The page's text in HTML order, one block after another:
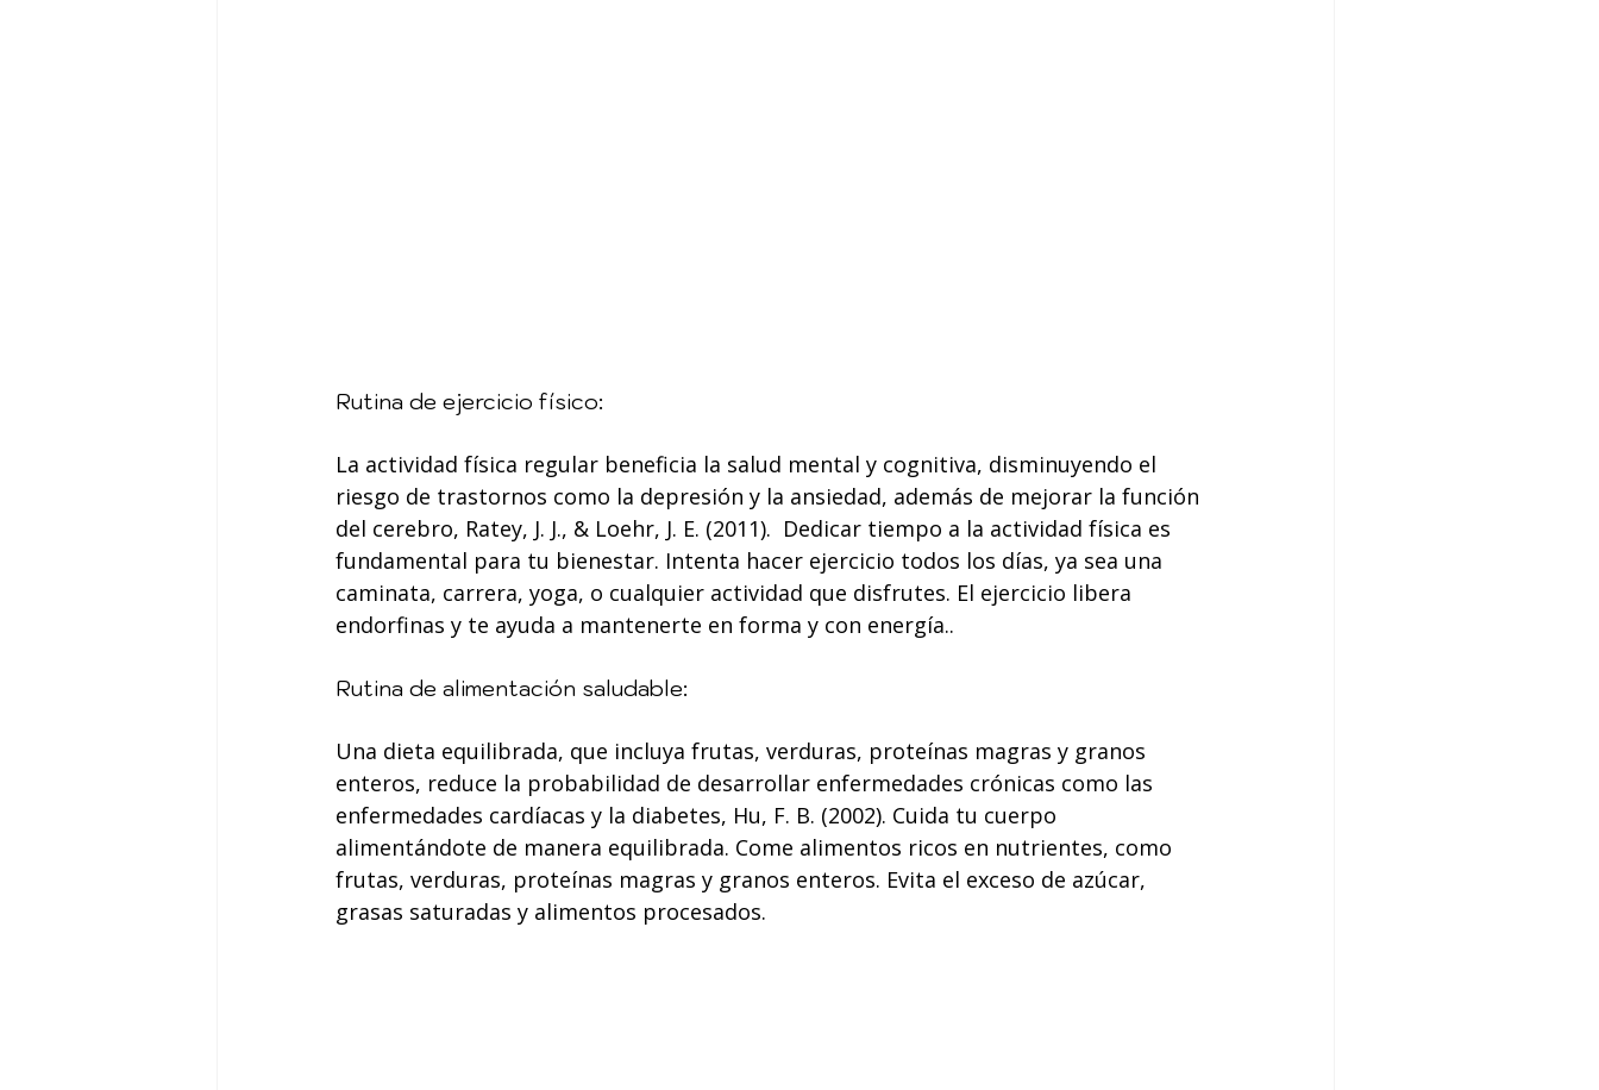
Rutina de ejercicio físico:
La actividad física regular beneficia la salud mental y cognitiva, disminuyendo el
riesgo de trastornos como la depresión y la ansiedad, además de mejorar la función
del cerebro, Ratey, J. J., & Loehr, J. E. (2011).  Dedicar tiempo a la actividad física es
fundamental para tu bienestar. Intenta hacer ejercicio todos los días, ya sea una
caminata, carrera, yoga, o cualquier actividad que disfrutes. El ejercicio libera
endorfinas y te ayuda a mantenerte en forma y con energía..
Rutina de alimentación saludable:
Una dieta equilibrada, que incluya frutas, verduras, proteínas magras y granos
enteros, reduce la probabilidad de desarrollar enfermedades crónicas como las
enfermedades cardíacas y la diabetes, Hu, F. B. (2002). Cuida tu cuerpo
alimentándote de manera equilibrada. Come alimentos ricos en nutrientes, como
frutas, verduras, proteínas magras y granos enteros. Evita el exceso de azúcar,
grasas saturadas y alimentos procesados.